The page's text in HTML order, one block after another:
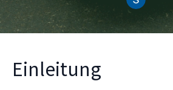
Einleitung